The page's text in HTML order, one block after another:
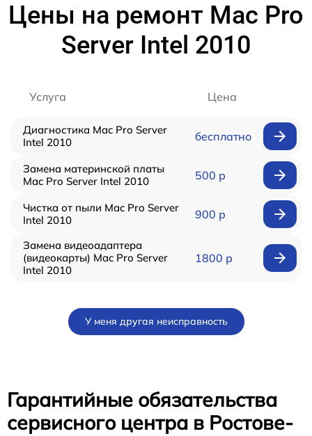
Цены на ремонт Mac Pro
Server Intel 2010
Услуга Цена
Диагностика Mac Pro Server
Intel 2010
бесплатно
Замена материнской платы
Mac Pro Server Intel 2010
500 р
Чистка от пыли Mac Pro Server
Intel 2010
900 р
Замена видеоадаптера
(видеокарты) Mac Pro Server
Intel 2010
1800 р
У меня другая неисправность
Гарантийные обязательства
сервисного центра в Ростове-